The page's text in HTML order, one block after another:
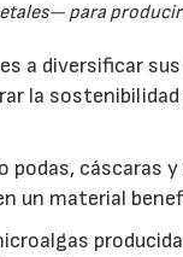
para
a diversificar
la
podas,
un material